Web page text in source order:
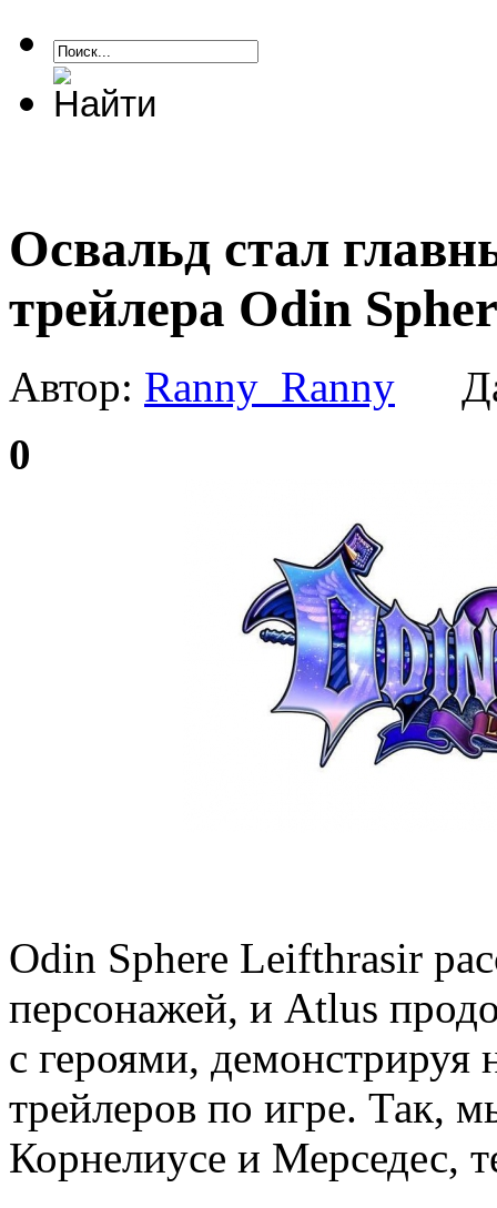
Освальд стал
трейлера Odin
Автор: Ranny_Ranny
0
Odin Sphere Leifthrasir
персонажей, и Atlus
с героями, демонстрируя
трейлеров по игре. Так,
Корнелиусе и Мерседес,